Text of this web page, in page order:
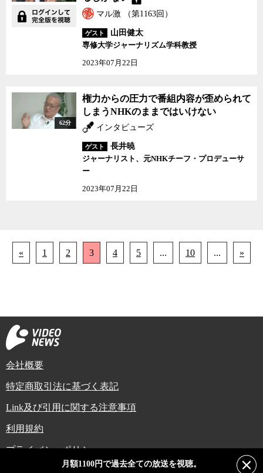
マル激 （第1163回）
ゲスト
山田健太
専修大学ジャーナリズム学科教授
2023年07月22日
62分
権力からの圧力で番組内容が歪められて
しまうNHKのままではいけない
インタビューズ
ゲスト
長井暁
ジャーナリスト、元NHKチーフ・プロデューサ
ー
2023年07月22日
« 1 2 3 4 5 ... 10 ... »
会社概要
特定商取引法に基づく表記
Link及び引用に関する注意事項
利用規約
プライバシーポリシー
Copyright (C) Video News Network. All rights reserved.
月額1100円で過去全ての放送を視聴。